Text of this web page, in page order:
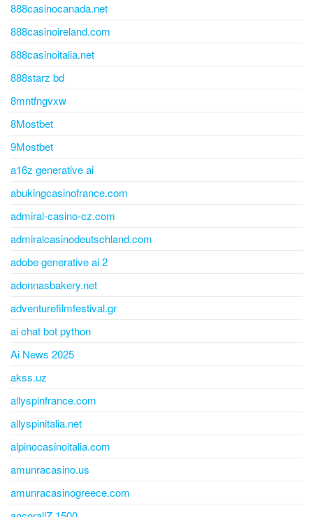
888casinocanada.net
888casinoireland.com
888casinoitalia.net
888starz bd
8mntfngvxw
8Mostbet
9Mostbet
a16z generative ai
abukingcasinofrance.com
admiral-casino-cz.com
admiralcasinodeutschland.com
adobe generative ai 2
adonnasbakery.net
adventurefilmfestival.gr
ai chat bot python
Ai News 2025
akss.uz
allyspinfrance.com
allyspinitalia.net
alpinocasinoitalia.com
amunracasino.us
amunracasinogreece.com